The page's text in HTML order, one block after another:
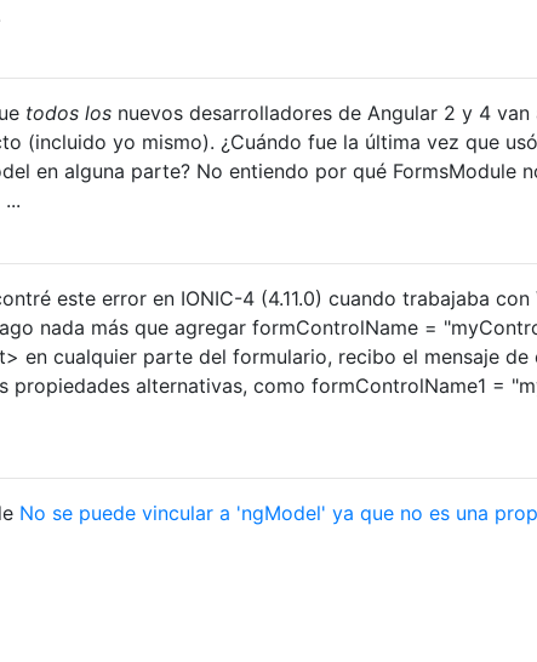
todos los nuevos desarrolladores de Angular 2 y 4 van
(incluido yo mismo). ¿Cuándo fue la última vez que
en alguna parte? No entiendo por qué FormsModule
este error en IONIC-4 (4.11.0) cuando trabajaba
nada más que agregar formControlName =
en cualquier parte del formulario, recibo el mensaje de
propiedades alternativas, como formControlName1 =
No se puede vincular a 'ngModel' ya que no es una